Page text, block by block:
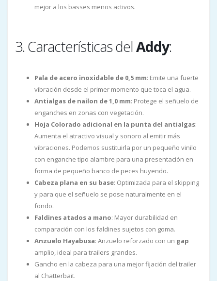
mejor a los basses menos activos.
3. Características delAddy:
Pala de acero inoxidable de 0,5 mm: Emite una fuerte
vibración desde el primer momento que toca el agua.
Antialgas de nailon de 1,0 mm: Protege el señuelo de
enganches en zonas con vegetación.
Hoja Colorado adicional en la punta del antialgas:
Aumenta el atractivo visual y sonoro al emitir más
vibraciones. Podemos sustituirla por un pequeño vinilo
con enganche tipo alambre para una presentación en
forma de pequeño banco de peces huyendo.
Cabeza plana en su base: Optimizada para el skipping
y para que el señuelo se pose naturalmente en el
fondo.
Faldines atados a mano: Mayor durabilidad en
comparación con los faldines sujetos con goma.
Anzuelo Hayabusa: Anzuelo reforzado con un gap
amplio, ideal para trailers grandes.
Gancho en la cabeza para una mejor fijación del trailer
al Chatterbait.